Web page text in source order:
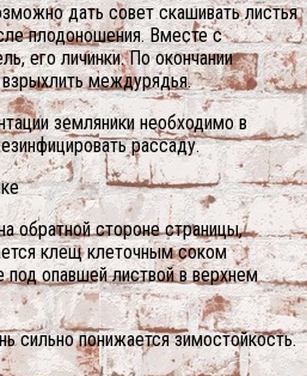
дать совет скашивать листья
плодоношения. Вместе с
его личинки. По окончании
междурядья.
земляники необходимо в
рассаду.
обратной стороне страницы,
клещ клеточным соком
под опавшей листвой в верхнем
сильно понижается зимостойкость.